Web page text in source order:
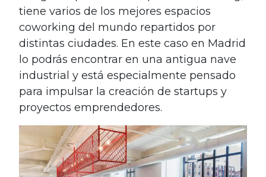
tiene varios de los mejores espacios
coworking del mundo repartidos por
distintas ciudades. En este caso en Madrid
lo podrás encontrar en una antigua nave
industrial y está especialmente pensado
para impulsar la creación de startups y
proyectos emprendedores.